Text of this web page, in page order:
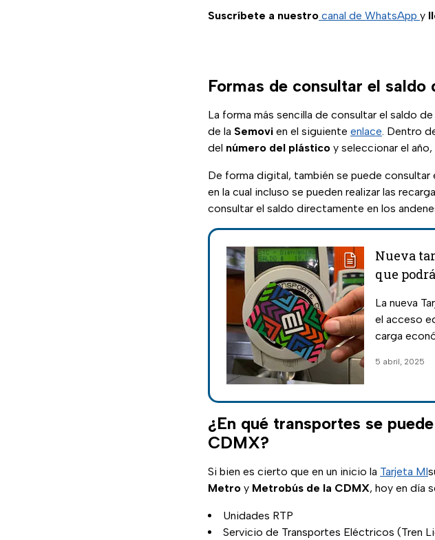
Suscríbete a nuestro canal de WhatsApp y
Formas de consultar el
La forma más sencilla de consultar el saldo
de la Semovi en el siguiente enlace. Dentro
del número del plástico y seleccionar el
De forma digital, también se puede
en la cual incluso se pueden realizar las
consultar el saldo directamente en los
Nueva
que
La nueva
el acceso
carga
5 abril, 2025
¿En qué transportes se
CDMX?
Si bien es cierto que en un inicio la Tarjeta MI
Metro y Metrobús de la CDMX, hoy en día
Unidades RTP
Servicio de Transportes Eléctricos (Tren